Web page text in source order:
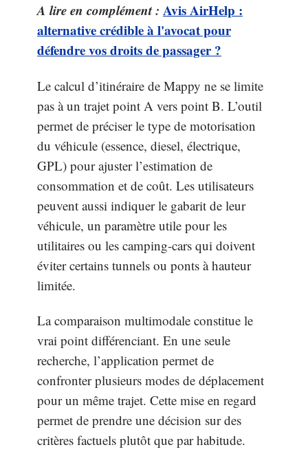
A lire en complément : Avis AirHelp :
alternative crédible à l'avocat pour
défendre vos droits de passager ?
Le calcul d’itinéraire de Mappy ne se limite
pas à un trajet point A vers point B. L’outil
permet de préciser le type de motorisation
du véhicule (essence, diesel, électrique,
GPL) pour ajuster l’estimation de
consommation et de coût. Les utilisateurs
peuvent aussi indiquer le gabarit de leur
véhicule, un paramètre utile pour les
utilitaires ou les camping-cars qui doivent
éviter certains tunnels ou ponts à hauteur
limitée.
La comparaison multimodale constitue le
vrai point différenciant. En une seule
recherche, l’application permet de
confronter plusieurs modes de déplacement
pour un même trajet. Cette mise en regard
permet de prendre une décision sur des
critères factuels plutôt que par habitude.